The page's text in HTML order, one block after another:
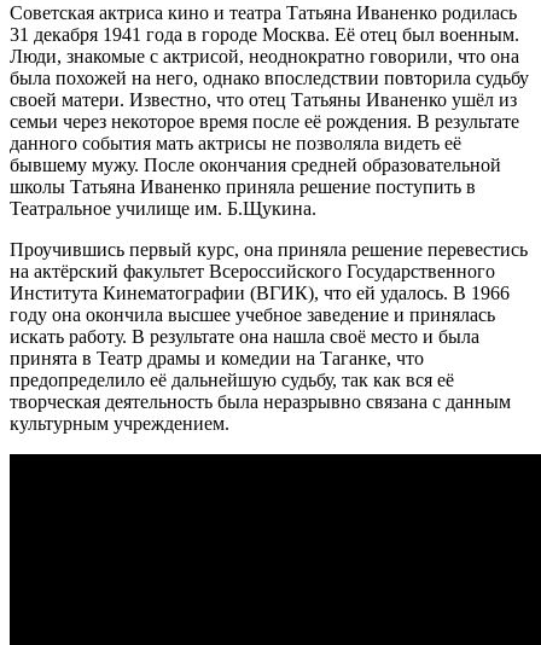
Советская актриса кино и театра Татьяна Иваненко родилась
31 декабря 1941 года в городе Москва. Её отец был военным.
Люди, знакомые с актрисой, неоднократно говорили, что она
была похожей на него, однако впоследствии повторила судьбу
своей матери. Известно, что отец Татьяны Иваненко ушёл из
семьи через некоторое время после её рождения. В результате
данного события мать актрисы не позволяла видеть её
бывшему мужу. После окончания средней образовательной
школы Татьяна Иваненко приняла решение поступить в
Театральное училище им. Б.Щукина.
Проучившись первый курс, она приняла решение перевестись
на актёрский факультет Всероссийского Государственного
Института Кинематографии (ВГИК), что ей удалось. В 1966
году она окончила высшее учебное заведение и принялась
искать работу. В результате она нашла своё место и была
принята в Театр драмы и комедии на Таганке, что
предопределило её дальнейшую судьбу, так как вся её
творческая деятельность была неразрывно связана с данным
культурным учреждением.